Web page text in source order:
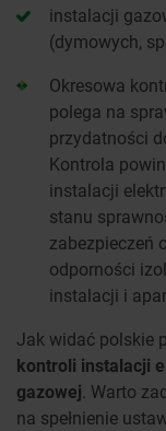
instalacji
(dymowych,
Okresowa
polega na
przydatności
Kontrola
instalacji
stanu
zabezpieczeń
odporności
instalacji i
Jak widać polskie
kontroli instalacji
gazowej. Warto
na spełnienie